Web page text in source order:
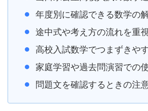
年度別に確認できる数学の
途中式や考え方の流れを重
高校入試数学でつまずきや
家庭学習や過去問演習での
問題文を確認するときの注